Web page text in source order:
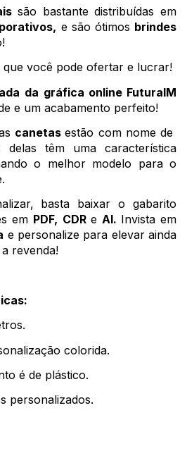
e são ótimos brindes
que você pode ofertar e lucrar!
da gráfica online FuturaIM
e um acabamento perfeito!
canetas estão com nome de
têm uma característica
o melhor modelo para o
basta baixar o gabarito
em PDF, CDR e Al. Invista em
e personalize para elevar ainda
revenda!
colorida.
é de plástico.
personalizados.